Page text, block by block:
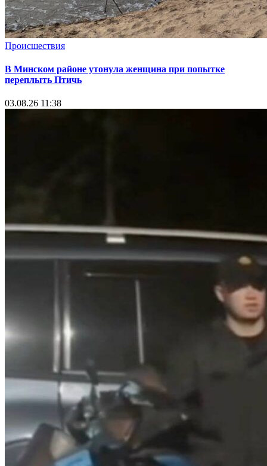
Происшествия
В Минском районе утонула женщина при попытке
переплыть Птичь
03.08.26 11:38